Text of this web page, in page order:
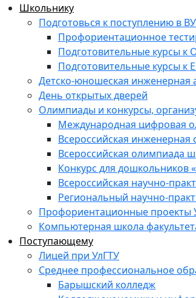
Школьнику
Подготовься к поступлению в
Профориентационное
Подготовительные курсы к
Подготовительные курсы к
Детско-юношеская инженерная
День открытых дверей
Олимпиады и конкурсы,
Международная цифровая
Всероссийская инженерная
Всероссийская олимпиада
Конкурс для дошкольников
Всероссийская научно-
Региональный научно-
Профориентационные проекты
Компьютерная школа
Поступающему
Лицей при УлГТУ
Среднее профессиональное
Барышский колледж